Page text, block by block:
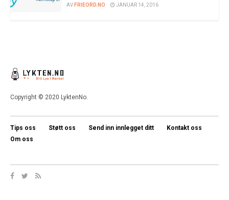
AV FRIEORD.NO JANUAR 14, 2016
Copyright © 2020 LyktenNo.
Tips oss Støtt oss Send inn innlegget ditt
Kontakt oss
Om oss